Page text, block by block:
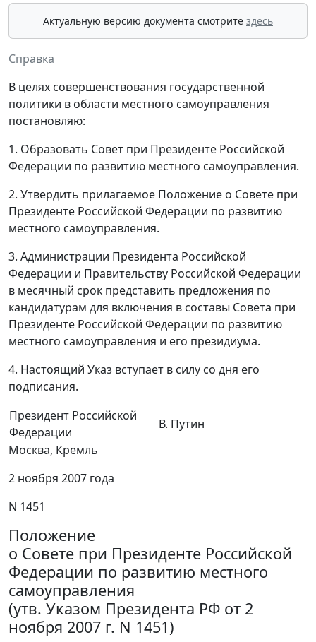
Актуальную версию документа смотрите здесь
Справка
В целях совершенствования государственной
политики в области местного самоуправления
постановляю:
1. Образовать Совет при Президенте Российской
Федерации по развитию местного самоуправления.
2. Утвердить прилагаемое Положение о Совете при
Президенте Российской Федерации по развитию
местного самоуправления.
3. Администрации Президента Российской
Федерации и Правительству Российской Федерации
в месячный срок представить предложения по
кандидатурам для включения в составы Совета при
Президенте Российской Федерации по развитию
местного самоуправления и его президиума.
4. Настоящий Указ вступает в силу со дня его
подписания.
Президент Российской
Федерации
В. Путин
Москва, Кремль
2 ноября 2007 года
N 1451
Положение
о Совете при Президенте Российской
Федерации по развитию местного
самоуправления
(утв. Указом Президента РФ от 2
ноября 2007 г. N 1451)